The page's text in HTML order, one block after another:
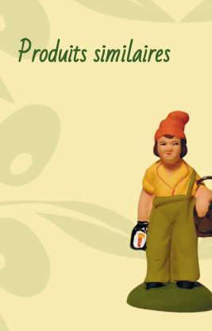
Produits similaires